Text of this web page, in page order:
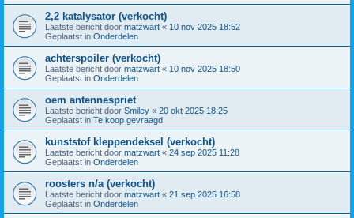
2,2 katalysator (verkocht)
Laatste bericht door matzwart « 10 nov 2025 18:52
Geplaatst in Onderdelen
achterspoiler (verkocht)
Laatste bericht door matzwart « 10 nov 2025 18:50
Geplaatst in Onderdelen
oem antennespriet
Laatste bericht door Smiley « 20 okt 2025 18:25
Geplaatst in Te koop gevraagd
kunststof kleppendeksel (verkocht)
Laatste bericht door matzwart « 24 sep 2025 11:28
Geplaatst in Onderdelen
roosters n/a (verkocht)
Laatste bericht door matzwart « 21 sep 2025 16:58
Geplaatst in Onderdelen